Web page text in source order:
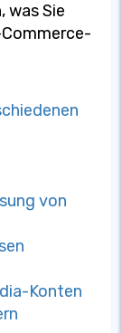
was Sie
von
Konten